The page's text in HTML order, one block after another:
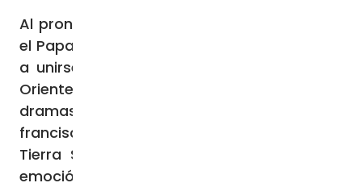
Al pronunciarse ayer a la hora del Ángelus,
el Papa invitó a los fieles de todo el mundo
a unirse al llamamiento a la tregua en un
Oriente Medio que vive uno de sus peores
dramas. Al padre Ibrahim Faltas, vicario
franciscano egipcio de la Custodia de
Tierra Santa en Jerusalén, le embarga la
emoción. No sólo por ser citado por